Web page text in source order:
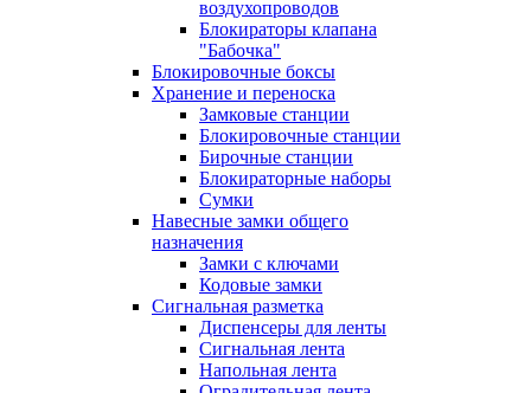
воздухопроводов
Блокираторы клапана
"Бабочка"
Блокировочные боксы
Хранение и переноска
Замковые станции
Блокировочные станции
Бирочные станции
Блокираторные наборы
Сумки
Навесные замки общего
назначения
Замки с ключами
Кодовые замки
Сигнальная разметка
Диспенсеры для ленты
Сигнальная лента
Напольная лента